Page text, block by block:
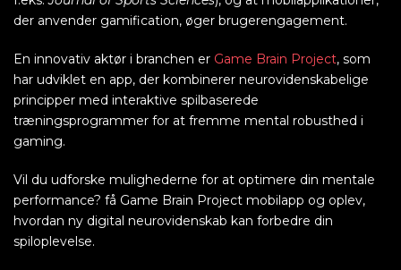
der anvender gamification, øger brugerengagement.
En innovativ aktør i branchen er Game Brain Project, som
har udviklet en app, der kombinerer neurovidenskabelige
principper med interaktive spilbaserede
træningsprogrammer for at fremme mental robusthed i
gaming.
Vil du udforske mulighederne for at optimere din mentale
performance? få Game Brain Project mobilapp og oplev,
hvordan ny digital neurovidenskab kan forbedre din
spiloplevelse.